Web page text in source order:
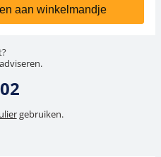
aan winkelmandje
gebruiken.